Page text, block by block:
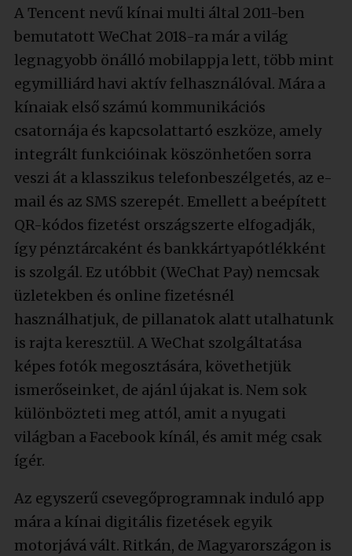
A Tencent nevű kínai multi által 2011-ben
bemutatott WeChat 2018-ra már a világ
legnagyobb önálló mobilappja lett, több mint
egymilliárd havi aktív felhasználóval. Mára a
kínaiak első számú kommunikációs
csatornája és kapcsolattartó eszköze, amely
integrált funkcióinak köszönhetően sorra
veszi át a klasszikus telefonbeszélgetés, az e-
mail és az SMS szerepét. Emellett a beépített
QR-kódos fizetést országszerte elfogadják,
így pénztárcaként és bankkártyapótlékként
is szolgál. Ez utóbbit (WeChat Pay) nemcsak
üzletekben és online fizetésnél
használhatjuk, de pillanatok alatt utalhatunk
is rajta keresztül. A WeChat szolgáltatása
képes fotók megosztására, követhetjük
ismerőseinket, de ajánl újakat is. Nem sok
különbözteti meg attól, amit a nyugati
világban a Facebook kínál, és amit még csak
ígér.
Az egyszerű csevegőprogramnak induló app
mára a kínai digitális fizetések egyik
motorjává vált. Ritkán, de Magyarországon is